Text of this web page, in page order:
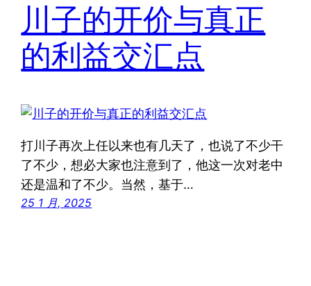
川子的开价与真正
的利益交汇点
打川子再次上任以来也有几天了，也说了不少干
了不少，想必大家也注意到了，他这一次对老中
还是温和了不少。当然，基于…
25 1 月, 2025